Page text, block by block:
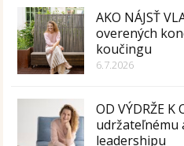
AKO NÁJSŤ
overených
koučingu
6.7.2026
OD VÝDRŽE K
udržateľnému
leadershipu